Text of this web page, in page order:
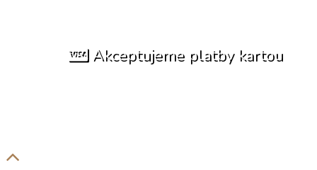
Akceptujeme platby kartou